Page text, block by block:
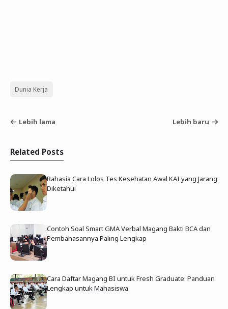
Dunia Kerja
Lebih lama Lebih baru
Related Posts
Rahasia Cara Lolos Tes Kesehatan Awal KAI yang Jarang
Diketahui
Contoh Soal Smart GMA Verbal Magang Bakti BCA dan
Pembahasannya Paling Lengkap
Cara Daftar Magang BI untuk Fresh Graduate: Panduan
Lengkap untuk Mahasiswa